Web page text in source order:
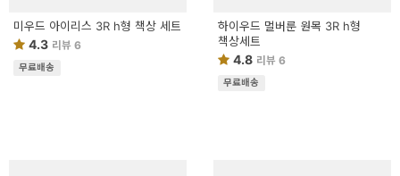
미우드 아이리스 3R h형 책상 세트
4.3 리뷰 6
무료배송
하이우드 멀버룬 원목 3R h형
책상세트
4.8 리뷰 6
무료배송